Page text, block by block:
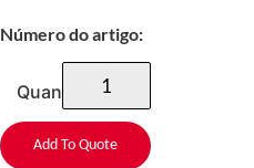
Número do artigo:
Quantidade
Add To Quote